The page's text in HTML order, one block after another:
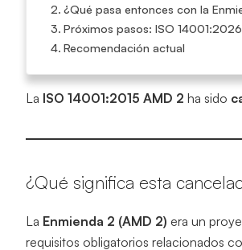
¿Qué pasa entonces con la
Próximos pasos: ISO 14001:2026
Recomendación actual
La ISO 14001:2015 AMD 2 ha sido
¿Qué significa esta
La Enmienda 2 (AMD 2) era un
requisitos obligatorios relacionados